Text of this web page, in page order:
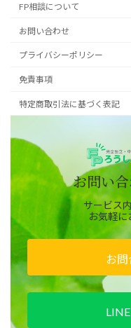
FP相談について
お問い合わせ
プライバシーポリシー
免責事項
特定商取引法に基づく表記
お問い
サービス
お気軽に
お